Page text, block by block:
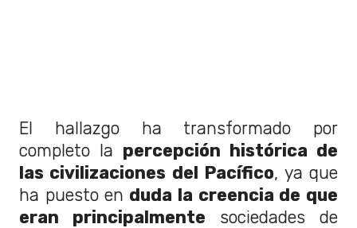
El hallazgo ha transformado por
completo la percepción histórica de
las civilizaciones del Pacífico, ya que
ha puesto en duda la creencia de que
eran principalmente sociedades de